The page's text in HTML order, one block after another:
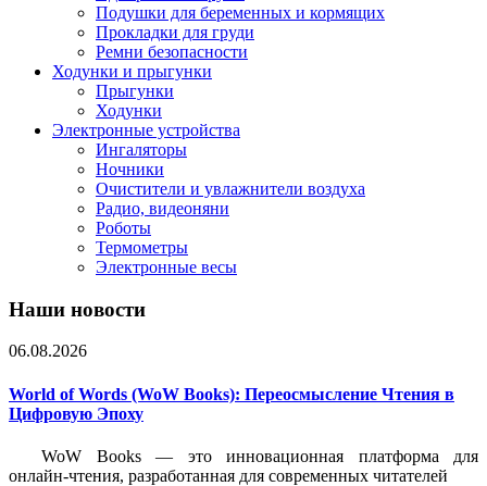
Подушки для беременных и кормящих
Прокладки для груди
Ремни безопасности
Ходунки и прыгунки
Прыгунки
Ходунки
Электронные устройства
Ингаляторы
Ночники
Очистители и увлажнители воздуха
Радио, видеоняни
Роботы
Термометры
Электронные весы
Наши новости
06.08.2026
World of Words (WoW Books): Переосмысление Чтения в
Цифровую Эпоху
WoW Books — это инновационная платформа для
онлайн-чтения, разработанная для современных читателей